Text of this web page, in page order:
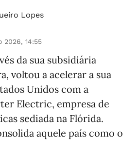
Lopes
2026, 14:55
da sua subsidiária
voltou a acelerar a sua
Unidos com a
Electric, empresa de
sediada na Flórida.
aquele país como o